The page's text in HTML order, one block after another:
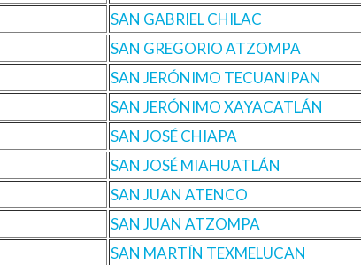
SAN GABRIEL CHILAC
SAN GREGORIO ATZOMPA
SAN JERÓNIMO TECUANIPAN
SAN JERÓNIMO XAYACATLÁN
SAN JOSÉ CHIAPA
SAN JOSÉ MIAHUATLÁN
SAN JUAN ATENCO
SAN JUAN ATZOMPA
SAN MARTÍN TEXMELUCAN